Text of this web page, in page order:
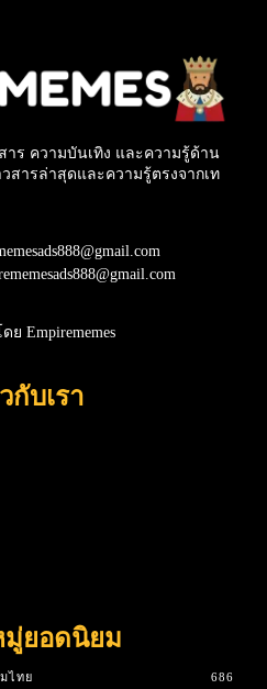
สาร ความบันเทิง และความรู้ด้าน
ารล่าสุดและความรู้ตรงจากเท
Empirememes
กับเรา
ยอดนิยม
ไทย 686